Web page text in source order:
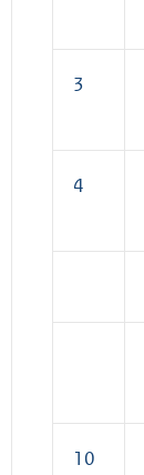
3
4
10